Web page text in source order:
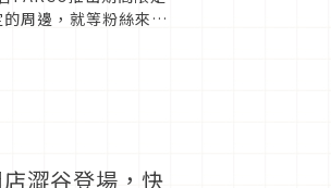
周邊，就等粉絲來朝
澀谷登場，快